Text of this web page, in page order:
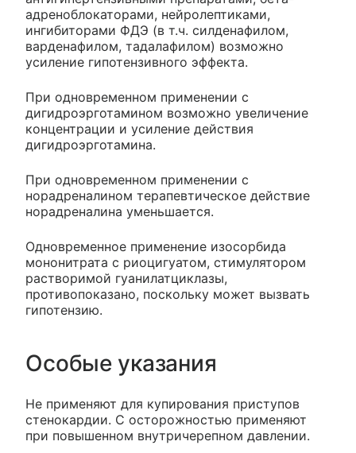
адреноблокаторами, нейролептиками,
ингибиторами ФДЭ (в т.ч. силденафилом,
варденафилом, тадалафилом) возможно
усиление гипотензивного эффекта.
При одновременном применении с
дигидроэрготамином возможно увеличение
концентрации и усиление действия
дигидроэрготамина.
При одновременном применении с
норадреналином терапевтическое действие
норадреналина уменьшается.
Одновременное применение изосорбида
мононитрата с риоцигуатом, стимулятором
растворимой гуанилатциклазы,
противопоказано, поскольку может вызвать
гипотензию.
Особые указания
Не применяют для купирования приступов
стенокардии. С осторожностью применяют
при повышенном внутричерепном давлении.